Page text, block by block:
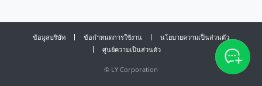
ข้อมูลบริษัท ข้อกำหนดการใช้งาน
นโยบายความเป็นส่วนตัว
ศูนย์ความเป็นส่วนตัว
© LY Corporation